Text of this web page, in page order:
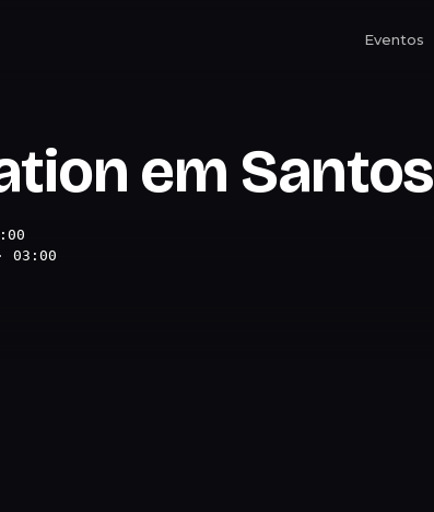
Eventos
em Santos
03:00